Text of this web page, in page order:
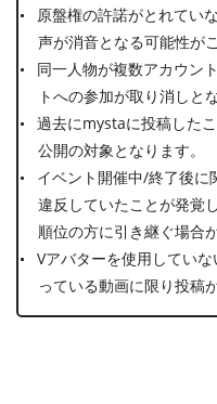
原盤権の許諾がとれてい
声が消⾳となる可能性が
同⼀⼈物が複数アカウン
トへの参加が取り消しと
過去にmystaに投稿した
公開の対象となります。
イベント開催中/終了後に
違反していたことが発覚
順位の⽅に引き継ぐ場合
Vアバターを使用してい
っている動画に限り投稿